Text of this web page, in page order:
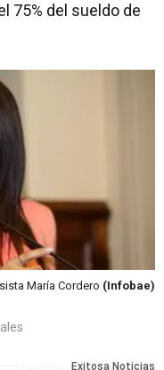
75% del sueldo de
María Cordero (Infobae)